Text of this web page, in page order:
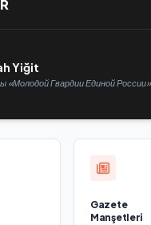
Yiğit
«Молодой Гвардии Единой
Gazete
Manşetleri